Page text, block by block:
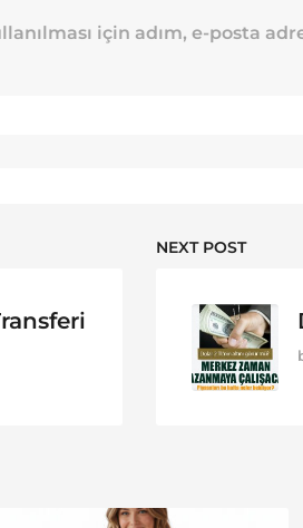
için adım, e-posta
NEXT POST